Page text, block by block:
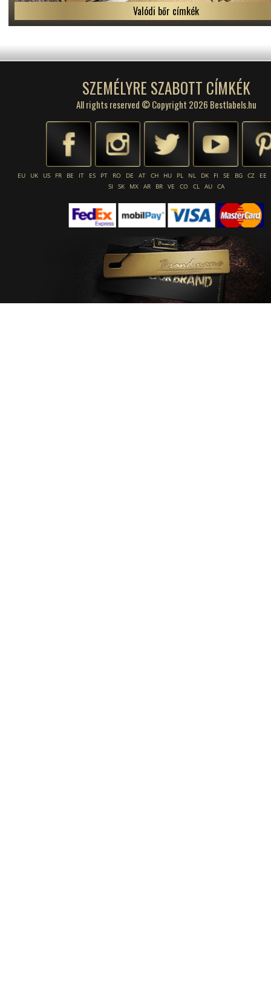
Valódi bőr címkék
SZEMÉLYRE SZABOTT CÍMKÉK
All rights reserved © Copyright 2026 Bestlabels.hu
EU UK US FR BE IT ES PT RO DE AT CH HU PL NL DK FI SE BG CZ
EE
SI
SK MX AR BR VE CO CL AU CA